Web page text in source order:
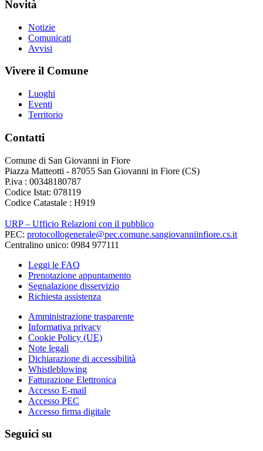
Novità
Notizie
Comunicati
Avvisi
Vivere il Comune
Luoghi
Eventi
Territorio
Contatti
Comune di San Giovanni in Fiore
Piazza Matteotti - 87055 San Giovanni in Fiore (CS)
P.iva : 00348180787
Codice Istat: 078119
Codice Catastale : H919
URP – Ufficio Relazioni con il pubblico
PEC: protocollogenerale@pec.comune.sangiovanniinfiore.cs.it
Centralino unico: 0984 977111
Leggi le FAQ
Prenotazione appuntamento
Segnalazione disservizio
Richiesta assistenza
Amministrazione trasparente
Informativa privacy
Cookie Policy (UE)
Note legali
Dichiarazione di accessibilità
Whistleblowing
Fatturazione Elettronica
Accesso E-mail
Accesso PEC
Accesso firma digitale
Seguici su